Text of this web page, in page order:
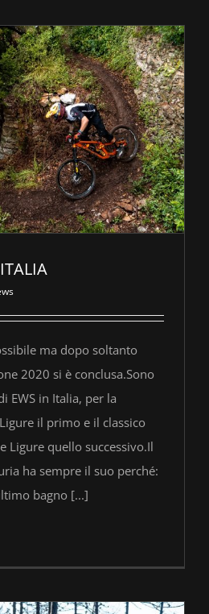
ma dopo soltanto
2020 si è conclusa.Sono
EWS in Italia, per la
il primo e il classico
Ligure quello successivo.Il
ha sempre il suo perché:
bagno [...]